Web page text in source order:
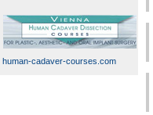
human-cadaver-courses.com